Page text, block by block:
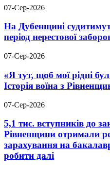
07-Сер-2026
На Дубенщині
період нерестової
07-Сер-2026
«Я тут, щоб мої рідні
Історія воїна з
07-Сер-2026
5,1 тис. вступників до
Рівненщини отримали
зарахування на
робити далі